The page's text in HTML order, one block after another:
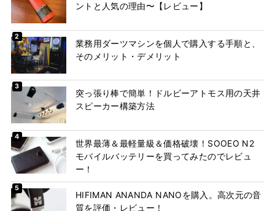
ントと人気の理由〜【レビュー】
業務用ダーツマシンを個人で購入する手順と、
そのメリット・デメリット
突っ張り棒で簡単！ドルビーアトモス用の天井
スピーカー構築方法
世界最薄＆最軽量級＆価格破壊！SOOEO N2
モバイルバッテリーを買ってみたのでレビュ
ー！
HIFIMAN ANANDA NANOを購入。高次元の音
質を評価・レビュー！